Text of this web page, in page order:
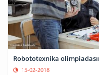
Robototexnika
15-02-2018